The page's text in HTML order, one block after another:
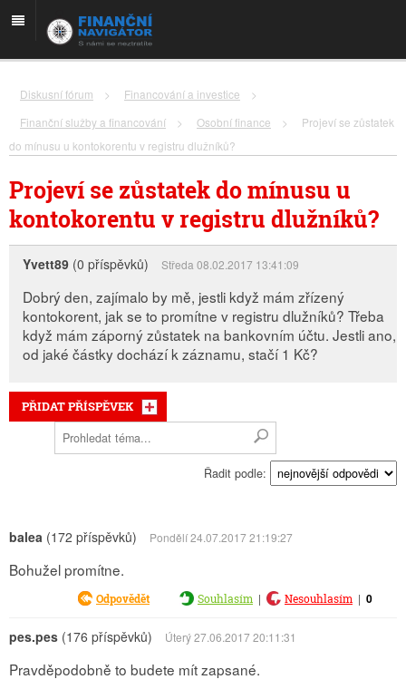
Diskusní fórum > Financování a investice
>
Finanční služby a financování
> Osobní finance >
Projeví se zůstatek
do mínusu u kontokorentu v registru dlužníků?
Projeví se zůstatek do mínusu u
kontokorentu v registru dlužníků?
Yvett89 (0 příspěvků) Středa 08.02.2017 13:41:09
Dobrý den, zajímalo by mě, jestli když mám zřízený
kontokorent, jak se to promítne v registru dlužníků? Třeba
když mám záporný zůstatek na bankovním účtu. Jestli ano,
od jaké částky dochází k záznamu, stačí 1 Kč?
PŘIDAT PŘÍSPĚVEK
Řadit podle:
balea (172 příspěvků) Pondělí 24.07.2017 21:19:27
Bohužel promítne.
Odpovědět Souhlasím | Nesouhlasím | 0
pes.pes (176 příspěvků) Úterý 27.06.2017 20:11:31
Pravděpodobně to budete mít zapsané.